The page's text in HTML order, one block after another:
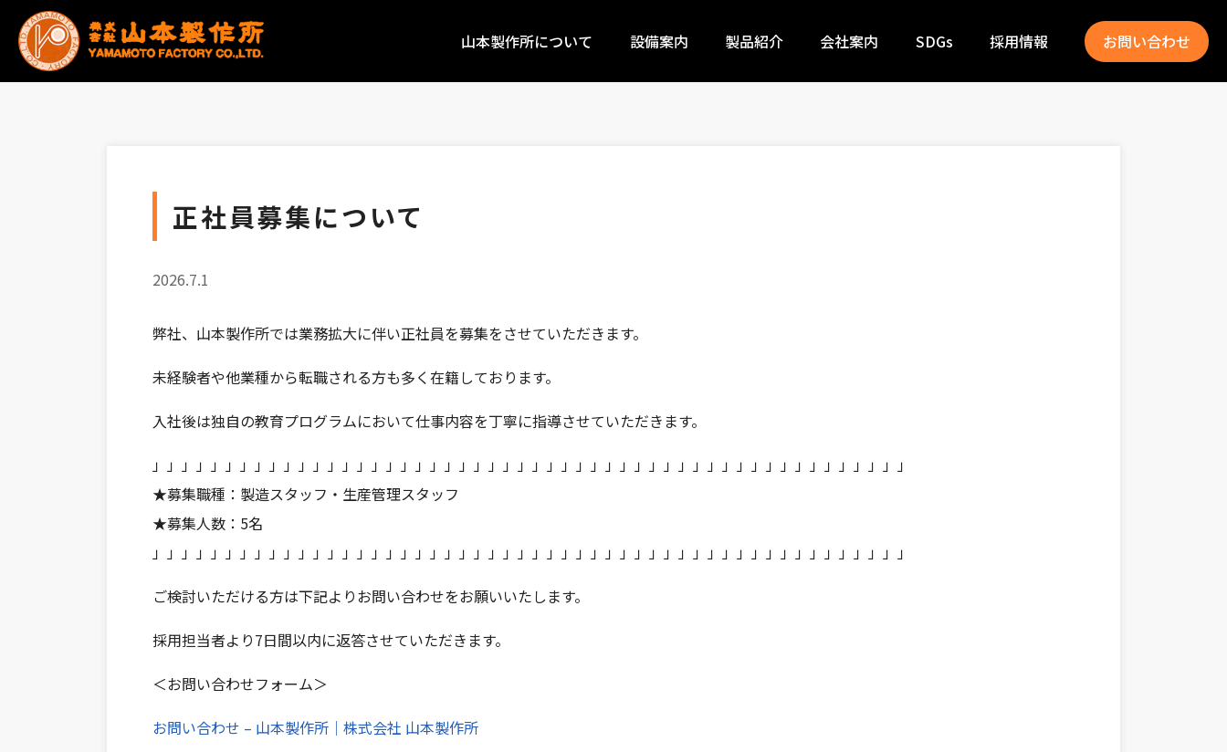
山本製作所について 設備案内 製品紹介 会社案内 SDGs 採用情報 お問い合わせ
正社員募集について
2026.7.1
弊社、山本製作所では業務拡大に伴い正社員を募集をさせていただきます。
未経験者や他業種から転職される方も多く在籍しております。
入社後は独自の教育プログラムにおいて仕事内容を丁寧に指導させていただきます。
」」」」」」」」」」」」」」」」」」」」」」」」」」」」」」」」」」」」」」」」」」」」」」」」」」」」
★募集職種：製造スタッフ・生産管理スタッフ
★募集人数：5名
」」」」」」」」」」」」」」」」」」」」」」」」」」」」」」」」」」」」」」」」」」」」」」」」」」」」
ご検討いただける方は下記よりお問い合わせをお願いいたします。
採用担当者より7日間以内に返答させていただきます。
＜お問い合わせフォーム＞
お問い合わせ – 山本製作所｜株式会社 山本製作所